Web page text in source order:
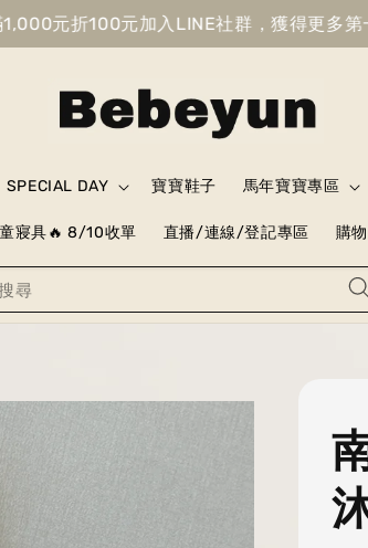
折100元加入LINE社群，獲得更多第一手
尋
SPECIAL DAY 寶寶鞋子 馬年寶寶專區
寢具🔥 8/10收單 直播/連線/登記專區 購